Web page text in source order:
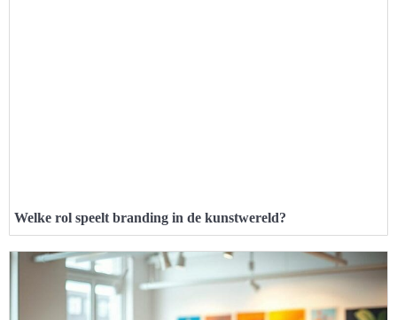
Welke rol speelt branding in de kunstwereld?